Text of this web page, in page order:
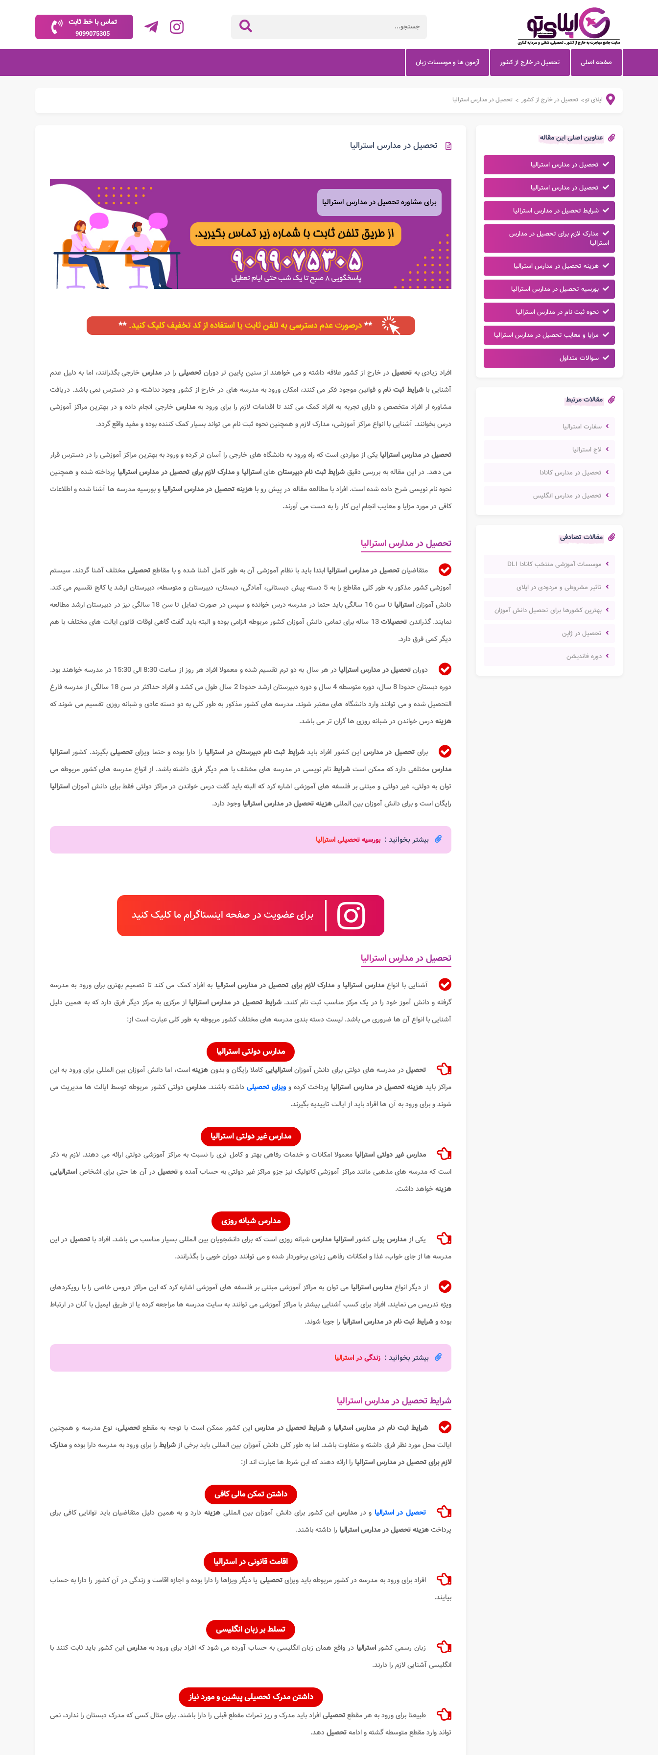
تماس با خط ثابت
9099075305
صفحه اصلی تحصیل در خارج از کشور آزمون ها و موسسات زبان
اپلای تو> تحصیل در خارج از کشور > تحصیل در مدارس استرالیا
عناوین اصلی این مقاله
تحصیل در مدارس استرالیا
تحصیل در مدارس استرالیا
شرایط تحصیل در مدارس استرالیا
مدارک لازم برای تحصیل در مدارس
استرالیا
هزینه تحصیل در مدارس استرالیا
بورسیه تحصیل در مدارس استرالیا
نحوه ثبت نام در مدارس استرالیا
مزایا و معایب تحصیل در مدارس استرالیا
سوالات متداول
مقالات مرتبط
سفارت استرالیا
لاج استرالیا
تحصیل در مدارس کانادا
تحصیل در مدارس انگلیس
مقالات تصادفی
موسسات آموزشی منتخب کانادا DLI
تاثیر مشروطی و مردودی در اپلای
بهترین کشورها برای تحصیل دانش آموزان
تحصیل در ژاپن
دوره فاندیشن
تحصیل در مدارس استرالیا
برای مشاوره تحصیل در مدارس استرالیا
افراد زیادی به تحصیلدر خارج از کشور علاقه داشته و می خواهند از سنین پایین تر دوران تحصیلیرا در مدارس خارجی بگذرانند، اما به دلیل عدم
آشنایی با شرایط ثبت نامو قوانین موجود فکر می کنند، امکان ورود به مدرسه های در خارج از کشور وجود نداشته و در دسترس نمی باشد. دریافت
مشاوره ار افراد متخصص و دارای تجربه به افراد کمک می کند تا اقدامات لازم را برای ورود بهمدارس خارجی انجام داده و در بهترین مراکز آموزشی
درس بخوانند. آشنایی با انواع مراکز آموزشی، مدارک لازم و همچنین نحوه ثبت نام می تواند بسیار کمک کننده بوده و مفید واقع گردد.
تحصیل در مدارس استرالیا یکی از مواردی است که راه ورود به دانشگاه های خارجی را آسان تر کرده و ورود به بهترین مراکز آموزشی را در دسترس قرار
می دهد. در این مقاله به بررسی دقیق شرایط ثبت نام دبیرستان هایاسترالیا ومدارک لازم برای تحصیل در مدارس استرالیا پرداخته شده و همچنین
نحوه نام نویسی شرح داده شده است. افراد با مطالعه مقاله در پیش رو باهزینه تحصیل در مدارس استرالیا و بورسیه مدرسه ها آشنا شده و اطلاعات
کافی در مورد مزایا و معایب انجام این کار را به دست می آورند.
تحصیل در مدارس استرالیا
متقاضیانتحصیل در مدارس استرالیاابتدا باید با نظام آموزشی آن به طور کامل آشنا شده و با مقاطعتحصیلی مختلف آشنا گردند. سیستم
آموزشی کشور مذکور به طور کلی مقاطع را به 5 دسته پیش دبستانی، آمادگی، دبستان، دبیرستان و متوسطه، دبیرستان ارشد یا کالج تقسیم می کند.
دانش آموزان استرالیا
تا سن 16 سالگی باید حتما در مدرسه درس خوانده و سپس در صورت تمایل تا سن 18 سالگی نیز در دبیرستان ارشد مطالعه
نمایند. گذراندن تحصیلات
13 ساله برای تمامی دانش آموزان کشور مربوطه الزامی بوده و البته باید گفت گاهی اوقات قانون ایالت های مختلف با هم
دیگر کمی فرق دارد.
دورانتحصیل در مدارس استرالیا
در هر سال به دو ترم تقسیم شده و معمولا افراد هر روز از ساعت 8:30 الی 15:30 در مدرسه خواهند بود.
دوره دبستان حدودا 8 سال، دوره متوسطه 4 سال و دوره دبیرستان ارشد حدودا 2 سال طول می کشد و افراد حداکثر در سن 18 سالگی از مدرسه فارغ
التحصیل شده و می توانند وارد دانشگاه های معتبر شوند. مدرسه های کشور مذکور به طور کلی به دو دسته عادی و شبانه روزی تقسیم می شوند که
هزینهدرس خواندن در شبانه روزی ها گران تر می باشد.
برایتحصیل در مدارساین کشور افراد بایدشرایط ثبت نام دبیرستان در استرالیا را دارا بوده و حتما ویزایتحصیلی بگیرند. کشور استرالیا
مدارس مختلفی دارد که ممکن استشرایطنام نویسی در مدرسه های مختلف با هم دیگر فرق داشته باشد. از انواع مدرسه های کشور مربوطه می
توان به دولتی، غیر دولتی و مبتنی بر فلسفه های آموزشی اشاره کرد که البته باید گفت درس خواندن در مراکز دولتی فقط برای دانش آموزان استرالیا
رایگان است و برای دانش آموزان بین المللیهزینه تحصیل در مدارس استرالیا وجود دارد.
بیشتر بخوانید : بورسیه تحصیلی استرالیا
برای عضویت در صفحه اینستاگرام ما کلیک کنید
تحصیل در مدارس استرالیا
آشنایی با انواع مدارس استرالیا و مدارک لازم برای تحصیل در مدارس استرالیا به افراد کمک می کند تا تصمیم بهتری برای ورود به مدرسه
گرفته و دانش آموز خود را در یک مرکز مناسب ثبت نام کنند.شرایط تحصیل در مدارس استرالیا از مرکزی به مرکز دیگر فرق دارد که به همین دلیل
آشنایی با انواع آن ها ضروری می باشد. لیست دسته بندی مدرسه های مختلف کشور مربوطه به طور کلی عبارت است از:
مدارسدولتیاسترالیا
تحصیلدر مدرسه های دولتی برای دانش آموزاناسترالیاییکاملا رایگان و بدون هزینهاست، اما دانش آموزان بین المللی برای ورود به این
مراکز بایدهزینه تحصیل در مدارس استرالیا پرداخت کرده وویزای تحصیلیداشته باشند. مدارس دولتی کشور مربوطه توسط ایالت ها مدیریت می
شوند و برای ورود به آن ها افراد باید از ایالت تاییدیه بگیرند.
مدارسغیر دولتیاسترالیا
مدارس غیر دولتی استرالیا معمولا امکانات و خدمات رفاهی بهتر و کامل تری را نسبت به مراکز آموزشی دولتی ارائه می دهند. لازم به ذکر
است که مدرسه های مذهبی مانند مراکز آموزشی کاتولیک نیز جزو مراکز غیر دولتی به حساب آمده وتحصیل در آن ها حتی برای اشخاص استرالیایی
هزینهخواهد داشت.
مدارسشبانه روزی
یکی از مدارس پولی کشوراسترالیا مدارسشبانه روزی است که برای دانشجویان بین المللی بسیار مناسب می باشد. افراد باتحصیل در این
مدرسه ها از جای خواب، غذا و امکانات رفاهی زیادی برخوردار شده و می توانند دوران خوبی را بگذرانند.
از دیگر انواع مدارس استرالیا می توان به مراکز آموزشی مبتنی بر فلسفه های آموزشی اشاره کرد که این مراکز دروس خاصی را با رویکردهای
ویژه تدریس می نمایند. افراد برای کسب آشنایی بیشتر با مراکز آموزشی می توانند به سایت مدرسه ها مراجعه کرده یا از طریق ایمیل با آنان در ارتباط
بوده وشرایط ثبت نام در مدارس استرالیا را جویا شوند.
بیشتر بخوانید : زندگی در استرالیا
شرایط تحصیل در مدارس استرالیا
شرایط ثبت نام در مدارس استرالیا و شرایط تحصیل در مدارساین کشور ممکن است با توجه به مقطعتحصیلی، نوع مدرسه و همچنین
ایالت محل مورد نظر فرق داشته و متفاوت باشد. اما به طور کلی دانش آموزان بین المللی باید برخی ازشرایط را برای ورود به مدرسه دارا بوده ومدارک
لازم برای تحصیل در مدارس استرالیا را ارائه دهند که ابن شرط ها عبارت اند از:
داشتن تمکن مالی کافی
تحصیل در استرالیا و درمدارس این کشور برای دانش آموزان بین المللی هزینهدارد و به همین دلیل متقاضیان باید توانایی کافی برای
پرداختهزینه تحصیل در مدارس استرالیا را داشته باشند.
اقامت قانونی دراسترالیا
افراد برای ورود به مدرسه در کشور مربوطه باید ویزایتحصیلی یا دیگر ویزاها را دارا بوده و اجازه اقامت و زندگی در آن کشور را دارا به حساب
بیایند.
تسلط بر زبان انگلیسی
زبان رسمی کشوراسترالیا در واقع همان زبان انگلیسی به حساب آورده می شود که افراد برای ورود بهمدارس این کشور باید ثابت کنند با
انگلیسی آشنایی لازم را دارند.
داشتن مدرکتحصیلیپیشین و مورد نیاز
طبیعتا برای ورود به هر مقطعتحصیلیافراد باید مدرک و ریز نمرات مقطع قبلی را دارا باشند. برای مثال کسی که مدرک دبستان را ندارد، نمی
تواند وارد مقطع متوسطه گشته و ادامهتحصیلدهد.